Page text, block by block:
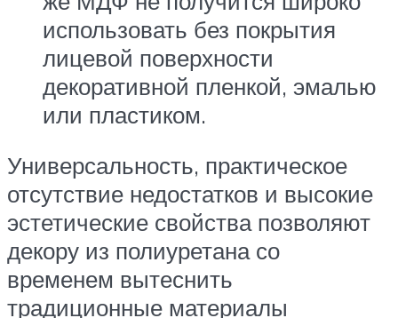
использовать без покрытия
лицевой поверхности
декоративной пленкой, эмалью
или пластиком.
Универсальность, практическое
отсутствие недостатков и высокие
эстетические свойства позволяют
декору из полиуретана со
временем вытеснить
традиционные материалы